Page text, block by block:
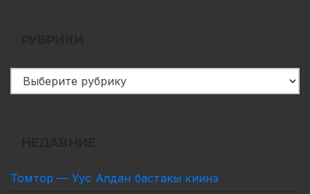
Рубрики
Томтор — Уус Алдан бастакы киинэ